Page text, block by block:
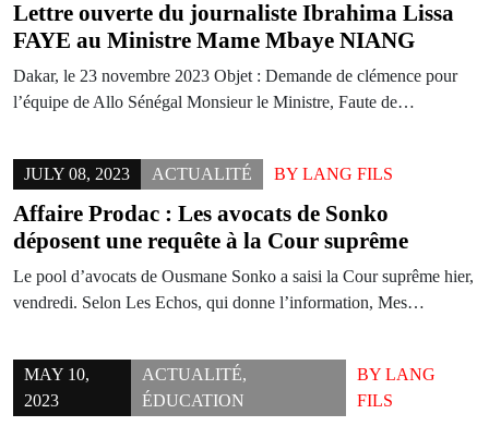
Lettre ouverte du journaliste Ibrahima Lissa
FAYE au Ministre Mame Mbaye NIANG
Dakar, le 23 novembre 2023 Objet : Demande de clémence pour
l’équipe de Allo Sénégal Monsieur le Ministre, Faute de…
JULY 08, 2023 ACTUALITÉ BY LANG FILS
Affaire Prodac : Les avocats de Sonko
déposent une requête à la Cour suprême
Le pool d’avocats de Ousmane Sonko a saisi la Cour suprême hier,
vendredi. Selon Les Echos, qui donne l’information, Mes…
MAY 10,
2023
ACTUALITÉ,
ÉDUCATION
BY LANG
FILS